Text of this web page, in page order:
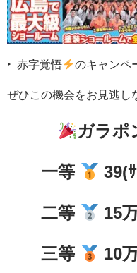
‣ 赤字覚悟 のキャンペ
ぜひこの機会をお見逃し
ガラポ
一等 39(
二等 15
三等 10